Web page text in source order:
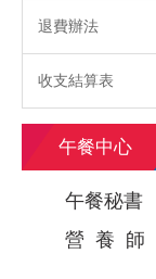
退費辦法
收支結算表
午餐中心
午餐秘書
營 養 師